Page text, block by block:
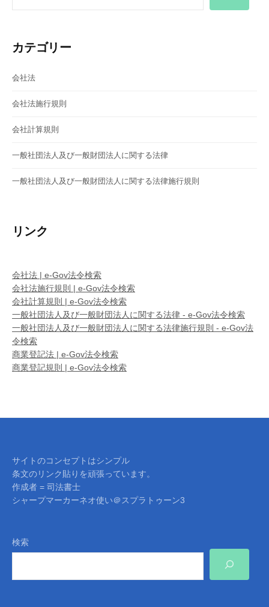
カテゴリー
会社法
会社法施行規則
会社計算規則
一般社団法人及び一般財団法人に関する法律
一般社団法人及び一般財団法人に関する法律施行規則
リンク
会社法 | e-Gov法令検索
会社法施行規則 | e-Gov法令検索
会社計算規則 | e-Gov法令検索
一般社団法人及び一般財団法人に関する法律 - e-Gov法令検索
一般社団法人及び一般財団法人に関する法律施行規則 - e-Gov法
令検索
商業登記法 | e-Gov法令検索
商業登記規則 | e-Gov法令検索
サイトのコンセプトはシンプル
条文のリンク貼りを頑張っています。
作成者 = 司法書士
シャープマーカーネオ使い＠スプラトゥーン3
検索